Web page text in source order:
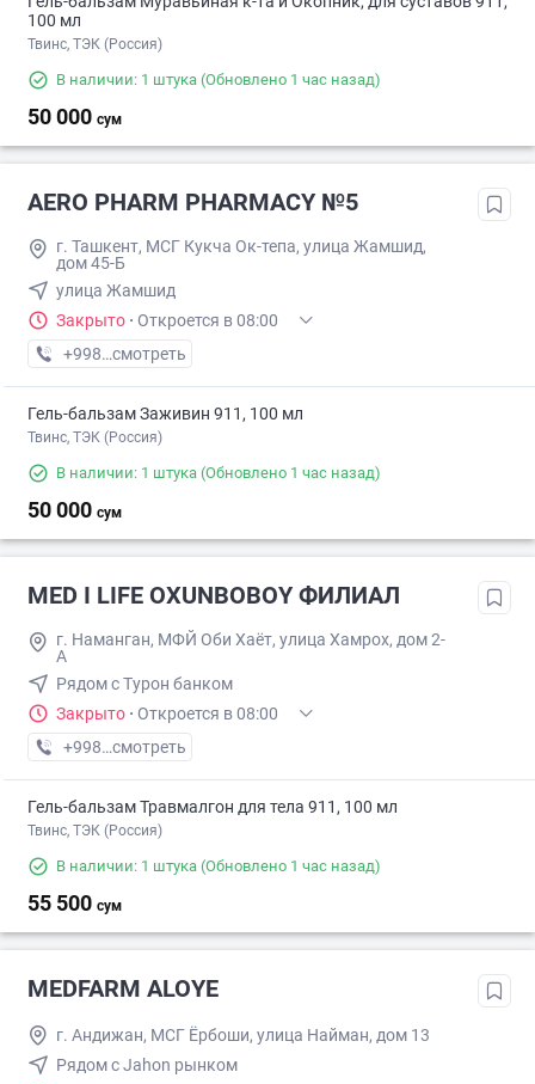
100 мл
Твинс, ТЭК (Россия)
В наличии: 1 штука (Обновлено 1 час назад)
50 000 сум
AERO PHARM PHARMACY №5
г. Ташкент, МСГ Кукча Ок-тепа, улица Жамшид,
дом 45-Б
улица Жамшид
Закрыто · Откроется в 08:00
+998 (70) XXX-XX-XX
смотреть
Гель-бальзам Заживин 911, 100 мл
Твинс, ТЭК (Россия)
В наличии: 1 штука (Обновлено 1 час назад)
50 000 сум
MED I LIFE OXUNBOBOY ФИЛИАЛ
г. Наманган, МФЙ Оби Хаёт, улица Хамрох, дом 2-
А
Рядом с Турон банком
Закрыто · Откроется в 08:00
+998 (91) XXX-XX-XX
смотреть
Гель-бальзам Травмалгон для тела 911, 100 мл
Твинс, ТЭК (Россия)
В наличии: 1 штука (Обновлено 1 час назад)
55 500 сум
MEDFARM ALOYE
г. Андижан, МСГ Ёрбоши, улица Найман, дом 13
Рядом с Jahon рынком